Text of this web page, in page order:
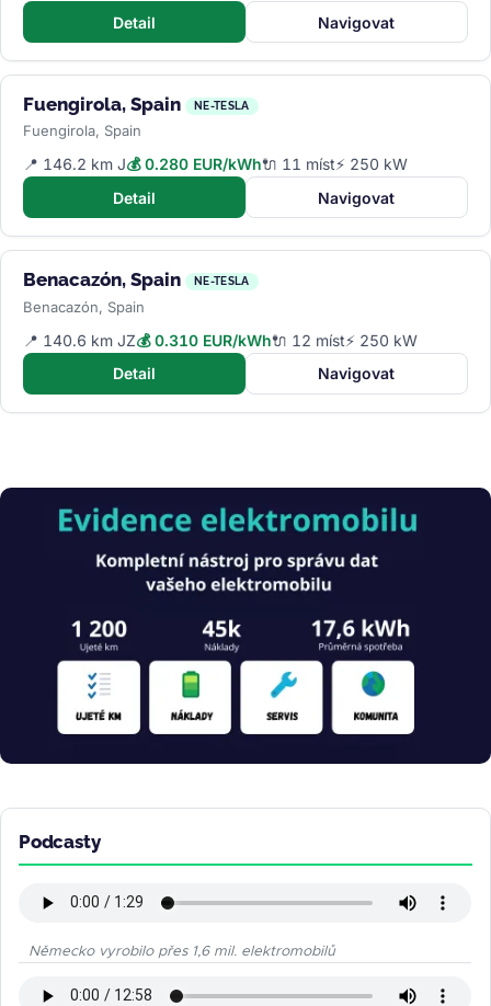
Detail
Navigovat
Fuengirola, Spain NE-TESLA
Fuengirola, Spain
📍 146.2 km J💰 0.280 EUR/kWh🔌 11 míst⚡ 250 kW
Detail
Navigovat
Benacazón, Spain NE-TESLA
Benacazón, Spain
📍 140.6 km JZ💰 0.310 EUR/kWh🔌 12 míst⚡ 250 kW
Detail
Navigovat
Obrázek
Podcasty
Německo vyrobilo přes 1,6 mil. elektromobilů